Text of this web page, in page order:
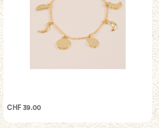
CHF 39.00